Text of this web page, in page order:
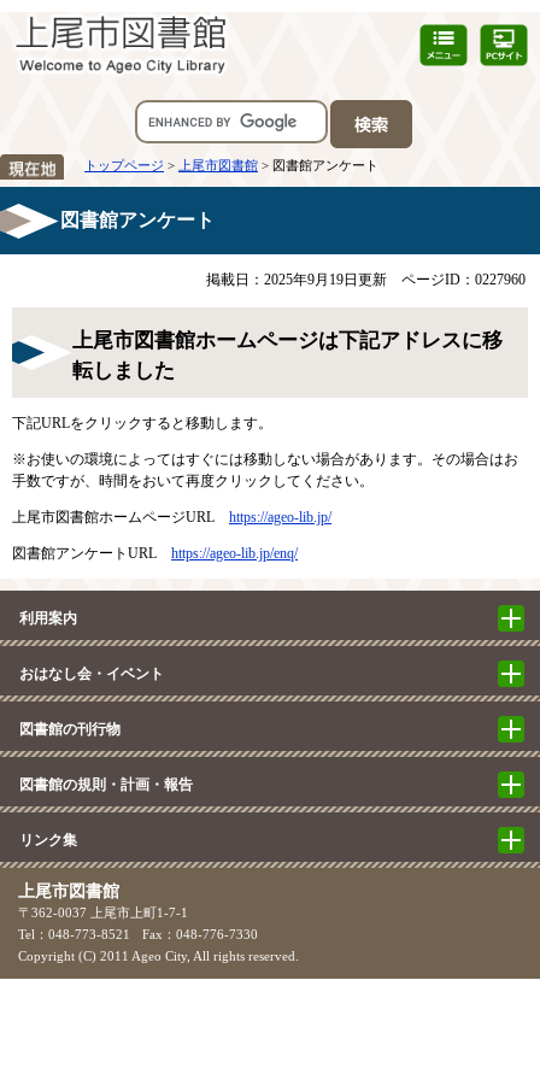
トップページ > 上尾市図書館 > 図書館アンケート
図書館アンケート
掲載日：2025年9月19日更新 ページID：0227960
上尾市図書館ホームページは下記アドレスに移
転しました
下記URLをクリックすると移動します。
※お使いの環境によってはすぐには移動しない場合があります。その場合はお
手数ですが、時間をおいて再度クリックしてください。
上尾市図書館ホームページURL https://ageo-lib.jp/
図書館アンケートURL https://ageo-lib.jp/enq/​
利用案内
おはなし会・イベント
図書館の刊行物
図書館の規則・計画・報告
リンク集
上尾市図書館
〒362-0037 上尾市上町1-7-1
Tel：048-773-8521
Fax：048-776-7330
Copyright (C) 2011 Ageo City, All rights reserved.